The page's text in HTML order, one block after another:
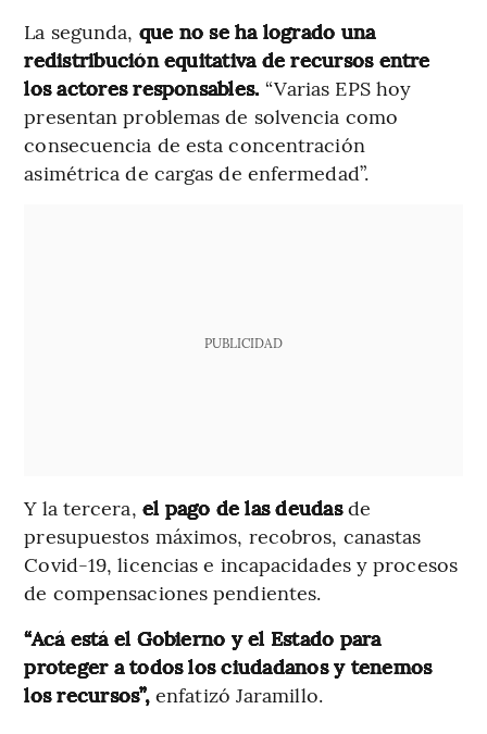
La segunda, que no se ha logrado una
redistribución equitativa de recursos entre
los actores responsables. “Varias EPS hoy
presentan problemas de solvencia como
consecuencia de esta concentración
asimétrica de cargas de enfermedad”.
PUBLICIDAD
Y la tercera, el pago de las deudasde
presupuestos máximos, recobros, canastas
Covid-19, licencias e incapacidades y procesos
de compensaciones pendientes.
“Acá está el Gobierno y el Estado para
proteger a todos los ciudadanos y tenemos
los recursos”, enfatizó Jaramillo.